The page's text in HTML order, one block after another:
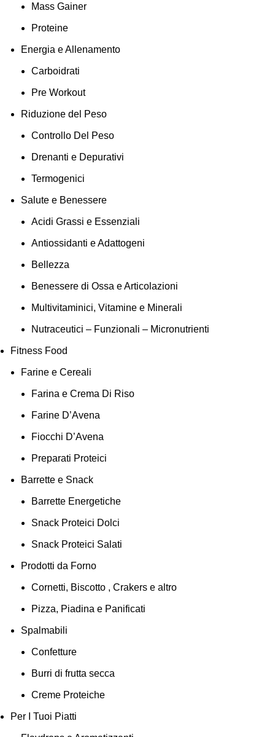
Mass Gainer
Proteine
Energia e Allenamento
Carboidrati
Pre Workout
Riduzione del Peso
Controllo Del Peso
Drenanti e Depurativi
Termogenici
Salute e Benessere
Acidi Grassi e Essenziali
Antiossidanti e Adattogeni
Bellezza
Benessere di Ossa e Articolazioni
Multivitaminici, Vitamine e Minerali
Nutraceutici – Funzionali – Micronutrienti
Fitness Food
Farine e Cereali
Farina e Crema Di Riso
Farine D’Avena
Fiocchi D’Avena
Preparati Proteici
Barrette e Snack
Barrette Energetiche
Snack Proteici Dolci
Snack Proteici Salati
Prodotti da Forno
Cornetti, Biscotto , Crakers e altro
Pizza, Piadina e Panificati
Spalmabili
Confetture
Burri di frutta secca
Creme Proteiche
Per I Tuoi Piatti